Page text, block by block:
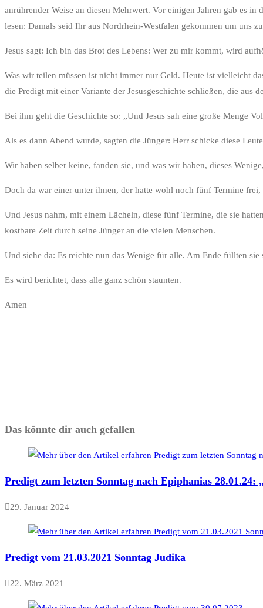
anrührender Weise an diesen Mehrwert. Vor einigen Jahren gab es
lesen: Damals seid Ihr aus Nordrhein-Westfalen gekommen um uns
Jesus sagt: Ich bin das Brot des Lebens: Wer zu mir kommt, wird
Was wir teilen müssen ist nicht immer nur Geld. Heute ist vielleicht
die Predigt mit einer Variante der Jesusgeschichte schließen, die aus
Bei ihm geht die Geschichte so: „Und Jesus sah eine große Menge
Als es dann Abend wurde, sagten die Jünger: Herr schicke diese
Wir haben selber keine, fanden sie, und was wir haben, dieses
Doch da war einer unter ihnen, der hatte wohl noch fünf Termine
Und Jesus nahm, mit einem Lächeln, diese fünf Termine, die sie
kostbare Zeit durch seine Jünger an die vielen Menschen.
Und siehe da: Es reichte nun das Wenige für alle. Am Ende füllten
Es wird berichtet, dass alle ganz schön staunten.
Amen
Das könnte dir auch gefallen
Predigt zum letzten Sonntag nach Epiphanias 28.01.24:
29. Januar 2024
Predigt vom 21.03.2021 Sonntag Judika
22. März 2021